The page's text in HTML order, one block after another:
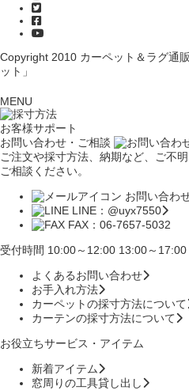
Copyright 2010 カーペット＆ラグ通
ット」
MENU
お客様サポート
お問い合わせ・ご相談
ご注文や採寸方法、納期など、ご不
ご相談ください。
お問い合わ
LINE：@uyx7550
FAX：06-7657-5032
受付時間 10:00～12:00 13:00～17:00
よくあるお問い合わせ
お手入れ方法
カーペットの採寸方法について
カーテンの採寸方法について
お役立ちサービス・アイテム
新着アイテム
窓周りの工具貸し出し